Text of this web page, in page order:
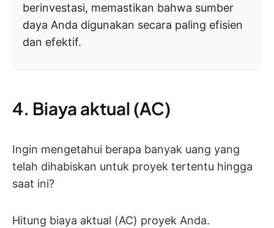
berinvestasi, memastikan bahwa sumber
daya Anda digunakan secara paling efisien
dan efektif.
4. Biaya aktual (AC)
Ingin mengetahui berapa banyak uang yang
telah dihabiskan untuk proyek tertentu hingga
saat ini?
Hitung biaya aktual (AC) proyek Anda.